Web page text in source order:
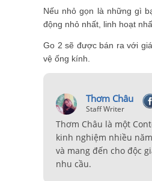
Nếu nhỏ gọn là những gì
động nhỏ nhất, linh hoạt
Go 2 sẽ được bán ra với
vệ ống kính.
Thơm Châu
Staff Writer
Thơm Châu là một
kinh nghiệm nhiều
và mang đến cho độc
nhu cầu.